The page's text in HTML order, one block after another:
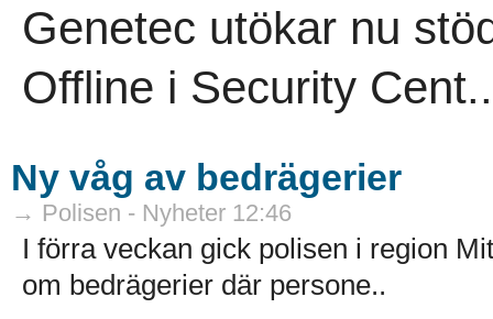
Genetec utökar nu
Offline i Security Cent..
Ny våg av bedrägerier
→ Polisen - Nyheter 12:46
I förra veckan gick polisen i region
om bedrägerier där persone..